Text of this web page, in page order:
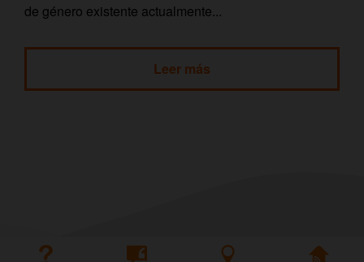
de género existente actualmente...
Leer más